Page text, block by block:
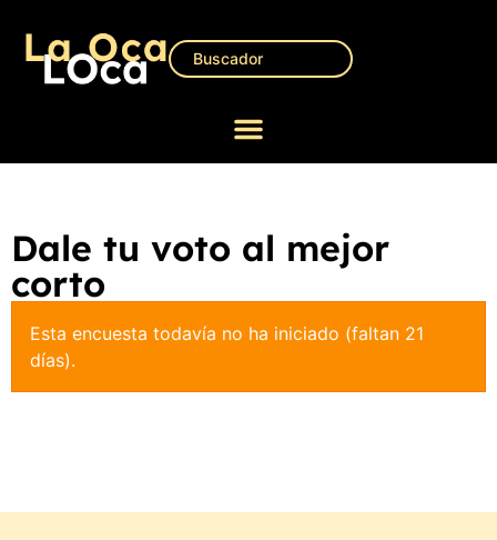
Dale tu voto al mejor
corto
Esta encuesta todavía no ha iniciado (faltan 21
días).